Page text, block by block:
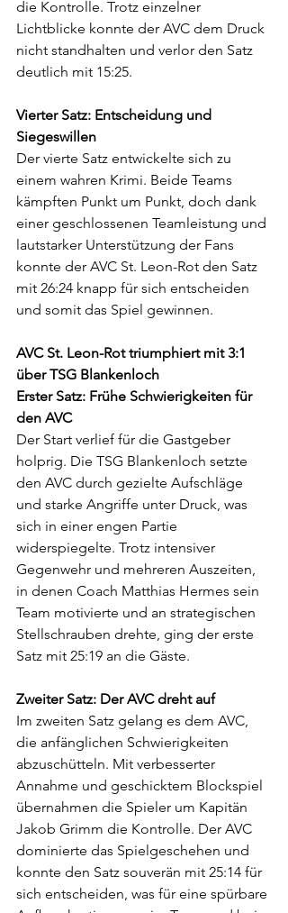
die Kontrolle. Trotz einzelner
Lichtblicke konnte der AVC dem Druck
nicht standhalten und verlor den Satz
deutlich mit 15:25.
Vierter Satz: Entscheidung und
Siegeswillen
Der vierte Satz entwickelte sich zu
einem wahren Krimi. Beide Teams
kämpften Punkt um Punkt, doch dank
einer geschlossenen Teamleistung und
lautstarker Unterstützung der Fans
konnte der AVC St. Leon-Rot den Satz
mit 26:24 knapp für sich entscheiden
und somit das Spiel gewinnen.
AVC St. Leon-Rot triumphiert mit 3:1
über TSG Blankenloch
Erster Satz: Frühe Schwierigkeiten für
den AVC
Der Start verlief für die Gastgeber
holprig. Die TSG Blankenloch setzte
den AVC durch gezielte Aufschläge
und starke Angriffe unter Druck, was
sich in einer engen Partie
widerspiegelte. Trotz intensiver
Gegenwehr und mehreren Auszeiten,
in denen Coach Matthias Hermes sein
Team motivierte und an strategischen
Stellschrauben drehte, ging der erste
Satz mit 25:19 an die Gäste.
Zweiter Satz: Der AVC dreht auf
Im zweiten Satz gelang es dem AVC,
die anfänglichen Schwierigkeiten
abzuschütteln. Mit verbesserter
Annahme und geschicktem Blockspiel
übernahmen die Spieler um Kapitän
Jakob Grimm die Kontrolle. Der AVC
dominierte das Spielgeschehen und
konnte den Satz souverän mit 25:14 für
sich entscheiden, was für eine spürbare